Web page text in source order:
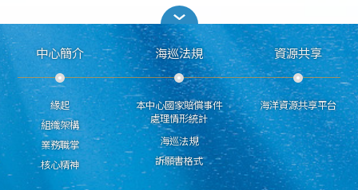
中心簡介
緣起
組織架構
業務職掌
核心精神
海巡法規
本中心國家賠償事件
處理情形統計
海巡法規
訴願書格式
資源共享
海洋資源共享平台